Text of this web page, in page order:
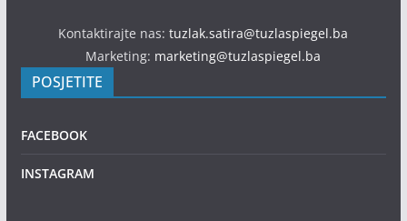
Kontaktirajte nas:tuzlak.satira@tuzlaspiegel.ba
Marketing: marketing@tuzlaspiegel.ba
POSJETITE
FACEBOOK
INSTAGRAM